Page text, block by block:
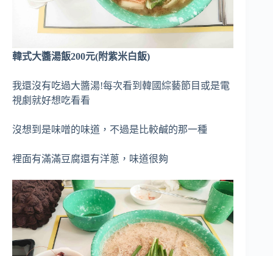
韓式大醬湯飯200元(附紫米白飯)
我還沒有吃過大醬湯!每次看到韓國綜藝節目或是電
視劇就好想吃看看
沒想到是味噌的味道，不過是比較鹹的那一種
裡面有滿滿豆腐還有洋蔥，味道很夠